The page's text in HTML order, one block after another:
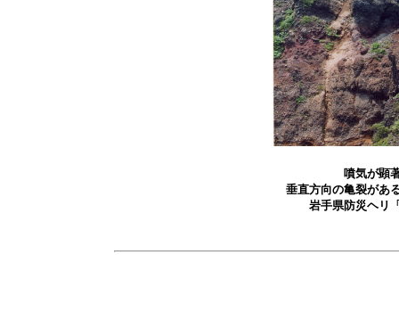
噴気が顕
垂直方向の亀裂があ
岩手県防災ヘリ